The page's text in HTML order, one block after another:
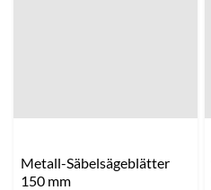
Metall-Säbelsägeblätter
150 mm